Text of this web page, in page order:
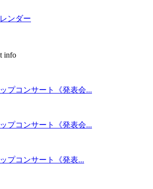
info
プコンサート《発表会...
プコンサート《発表会...
プコンサート《発表...